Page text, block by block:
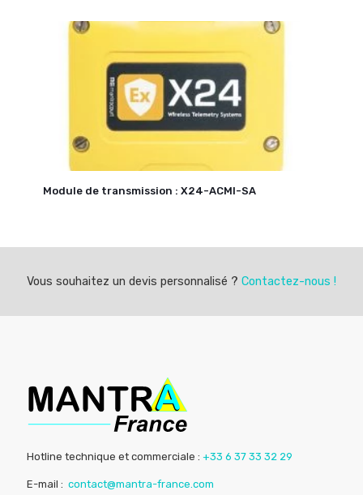
Module de transmission : X24-ACMI-SA
Vous souhaitez un devis personnalisé ? Contactez-nous !
Hotline technique et commerciale : +33 6 37 33 32 29
E-mail : contact@mantra-france.com